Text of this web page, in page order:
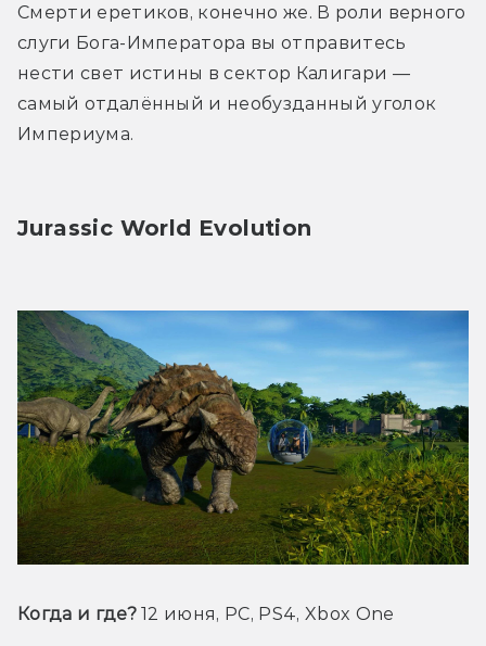
Смерти еретиков, конечно же. В роли верного
слуги Бога-Императора вы отправитесь
нести свет истины в сектор Калигари —
самый отдалённый и необузданный уголок
Империума.
Jurassic World Evolution
Когда и где? 12 июня, PC, PS4, Xbox One